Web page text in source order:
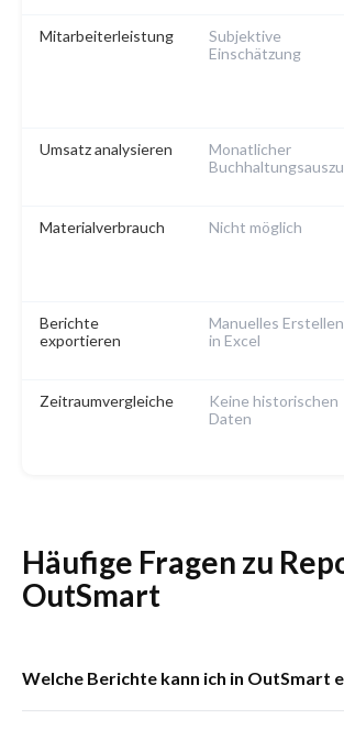
Mitarbeiterleistung
Subjektive
Einschätzung
Umsatz analysieren
Monatlicher
Materialverbrauch Nicht möglich
Berichte
exportieren
Manuelles Erstellen
in Excel
Zeitraumvergleiche
Keine historischen
Daten
Häufige Fragen zu
OutSmart
Welche Berichte kann ich in OutSmart